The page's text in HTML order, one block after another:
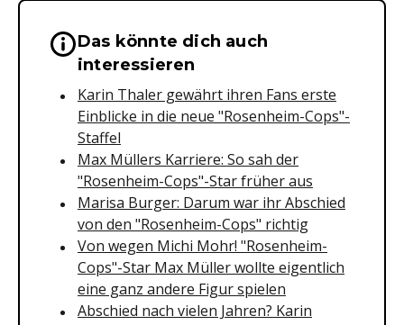
Wichtige Hinweise &
Das könnte dich auch
interessieren
Karin Thaler gewährt ihren Fans erste
Einblicke in die neue "Rosenheim-Cops"-
Staffel
Max Müllers Karriere: So sah der
"Rosenheim-Cops"-Star früher aus
Marisa Burger: Darum war ihr Abschied
von den "Rosenheim-Cops" richtig
Von wegen Michi Mohr! "Rosenheim-
Cops"-Star Max Müller wollte eigentlich
eine ganz andere Figur spielen
Abschied nach vielen Jahren? Karin